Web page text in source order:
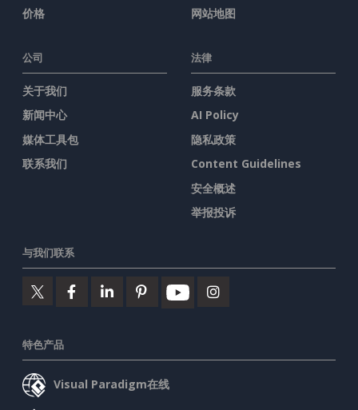
价格
网站地图
公司
关于我们
新闻中心
媒体工具包
联系我们
法律
服务条款
AI Policy
隐私政策
Content Guidelines
安全概述
举报投诉
与我们联系
特色产品
Visual Paradigm在线